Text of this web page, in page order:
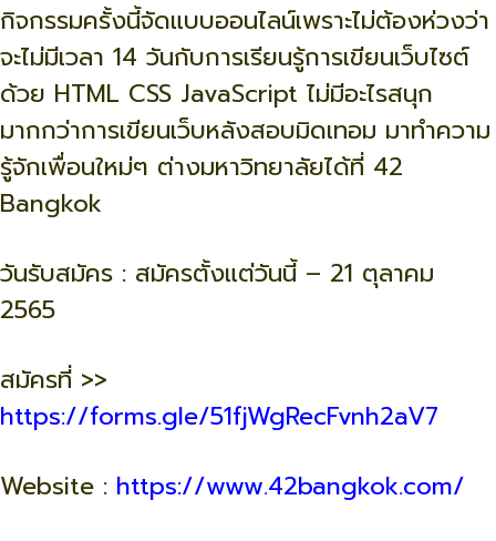
กิจกรรมครั้งนี้จัดแบบออนไลน์เพราะไม่ต้องห่วงว่า
จะไม่มีเวลา 14 วันกับการเรียนรู้การเขียนเว็บไซต์
ด้วย HTML CSS JavaScript ไม่มีอะไรสนุก
มากกว่าการเขียนเว็บหลังสอบมิดเทอม มาทำความ
รู้จักเพื่อนใหม่ๆ ต่างมหาวิทยาลัยได้ที่ 42
Bangkok
วันรับสมัคร : สมัครตั้งแต่วันนี้ – 21 ตุลาคม
2565
สมัครที่ >>
https://forms.gle/51fjWgRecFvnh2aV7
Website : https://www.42bangkok.com/